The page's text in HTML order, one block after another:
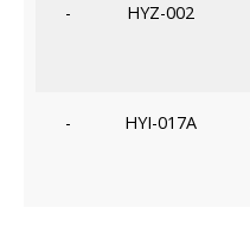
- HYZ-002
- HYI-017A